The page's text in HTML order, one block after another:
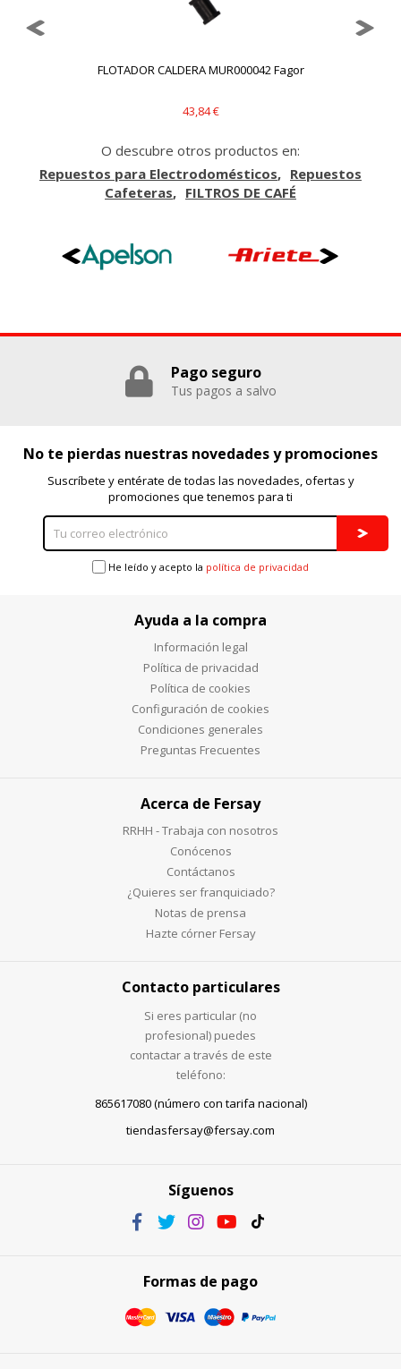
FLOTADOR CALDERA MUR000042 Fagor
43,84 €
O descubre otros productos en:
Repuestos para Electrodomésticos
Repuestos
Cafeteras
FILTROS DE CAFÉ
Pago seguro
Tus pagos a salvo
No te pierdas nuestras novedades y promociones
Suscríbete y entérate de todas las novedades, ofertas y
promociones que tenemos para ti
He leído y acepto la política de privacidad
Ayuda a la compra
Información legal
Política de privacidad
Política de cookies
Configuración de cookies
Condiciones generales
Preguntas Frecuentes
Acerca de Fersay
RRHH - Trabaja con nosotros
Conócenos
Contáctanos
¿Quieres ser franquiciado?
Notas de prensa
Hazte córner Fersay
Contacto particulares
Si eres particular (no
profesional) puedes
contactar a través de este
teléfono:
865617080 (número con tarifa nacional)
tiendasfersay@fersay.com
Síguenos
Formas de pago